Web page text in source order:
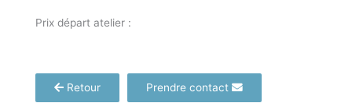
Prix départ atelier :
Retour Prendre contact